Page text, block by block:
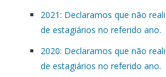
2021: Declaramos que não
de estagiários no referido ano.
2020: Declaramos que não
de estagiários no referido ano.